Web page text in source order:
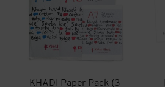
KHADI Paper Pack (3